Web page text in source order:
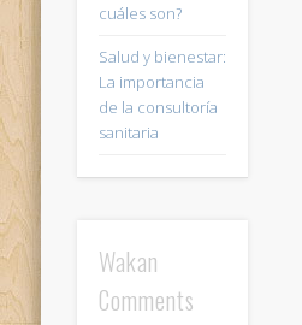
cuáles son?
Salud y bienestar:
La importancia
de la consultoría
sanitaria
Wakan
Comments